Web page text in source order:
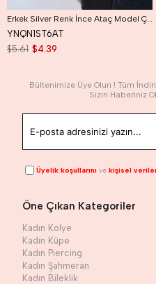
YNQN1ST6AT
$4.39
$5.61
Bültenimize Üye Olun ! Tüm
Sizin Haberiniz
Üyelik koşullarını vekişisel
Öne Çıkan Kategoriler
Kadın Kolye
Kadın Küpe
Kadın Piercing
Kadın Şahmeran
Kadın Bileklik